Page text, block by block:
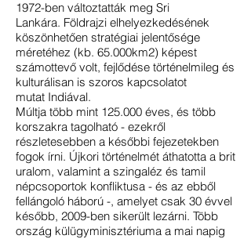
1972-ben változtatták meg Sri
Lankára. Földrajzi elhelyezkedésének
köszönhetően stratégiai jelentősége
méretéhez (kb. 65.000km2) képest
számottevő volt, fejlődése történelmileg és
kulturálisan is szoros kapcsolatot
mutat Indiával.
Múltja több mint 125.000 éves, és több
korszakra tagolható - ezekről
részletesebben a későbbi fejezetekben
fogok írni. Újkori történelmét áthatotta a brit
uralom, valamint a szingaléz és tamil
népcsoportok konfliktusa - és az ebből
fellángoló háború -, amelyet csak 30 évvel
később, 2009-ben sikerült lezárni. Több
ország külügyminisztériuma a mai napig